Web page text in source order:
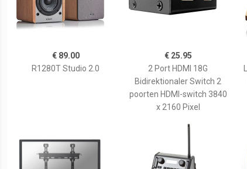
€ 89.00
R1280T Studio 2.0
€ 25.95
2 Port HDMI 18G
Bidirektionaler Switch 2
poorten HDMI-switch 3840
x 2160 Pixel